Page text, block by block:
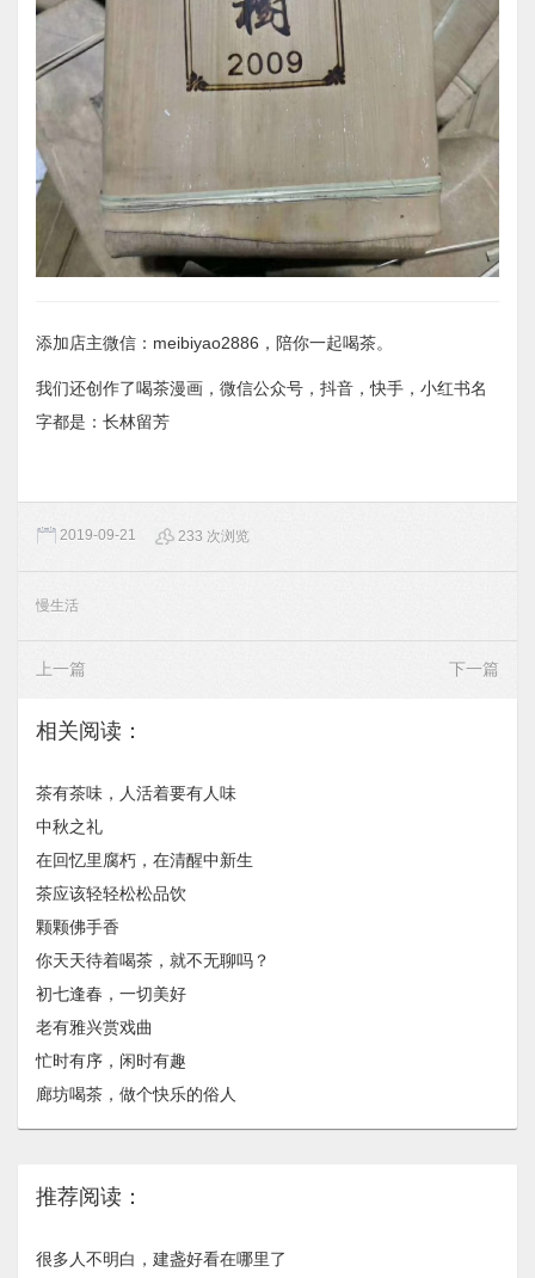
添加店主微信：meibiyao2886，陪你一起喝茶。
我们还创作了喝茶漫画，微信公众号，抖音，快手，小红书名
字都是：长林留芳
2019-09-21 233 次浏览
慢生活
上一篇 下一篇
相关阅读：
茶有茶味，人活着要有人味
中秋之礼
在回忆里腐朽，在清醒中新生
茶应该轻轻松松品饮
颗颗佛手香
你天天待着喝茶，就不无聊吗？
初七逢春，一切美好
老有雅兴赏戏曲
忙时有序，闲时有趣
廊坊喝茶，做个快乐的俗人
推荐阅读：
很多人不明白，建盏好看在哪里了